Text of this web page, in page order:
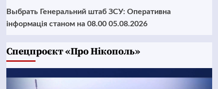
Выбрать Генеральний штаб ЗСУ: Оперативна
інформація станом на 08.00 05.08.2026
Cпецпроєкт «Про Нікополь»